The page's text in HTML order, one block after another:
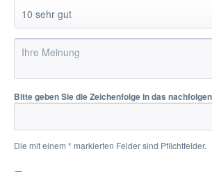
Bitte geben Sie die Zeichenfolge in das
Die mit einem * markierten Felder sind Pflichtfelder.